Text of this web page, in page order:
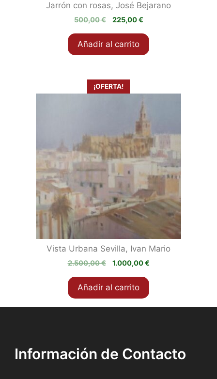
Jarrón con rosas, José Bejarano
500,00€
El
original
era:
225,00€El
actual
es:
Añadir al carrito
¡OFERTA!
Vista Urbana Sevilla, Ivan Mario
2.500,00€
El
original
era:
1.000,00€El
actual
es:
Añadir al carrito
Información de Contacto